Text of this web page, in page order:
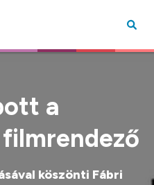
a
köszönti Fábri